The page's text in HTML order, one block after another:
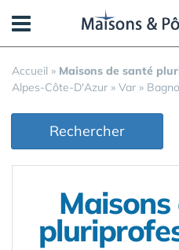
Accueil » Maisons de santé
Alpes-Côte-D'Azur » Var »
Rechercher
Panneau de gestion des cookies